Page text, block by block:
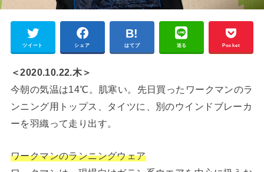
ツイート シェア はてブ 送る Pocket
＜2020.10.22.木＞
今朝の気温は14℃。肌寒い。先日買ったワークマンのラ
ンニング用トップス、タイツに、別のウインドブレーカ
ーを羽織って走り出す。
ワークマンのランニングウェア